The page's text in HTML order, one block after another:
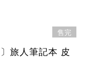
售完
〕旅人筆記本 皮